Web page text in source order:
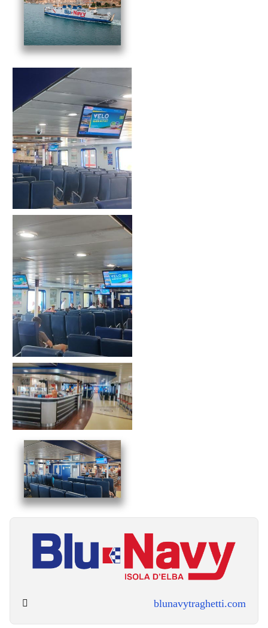
blunavytraghetti.com